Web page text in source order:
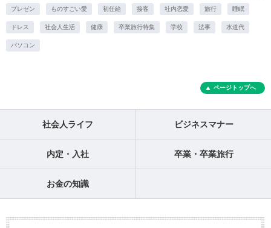
プレゼン ものすごい愛 初任給 接客 社内恋愛 旅行 睡眠
ドレス 社会人生活 健康 卒業旅行特集 学校 法事 水道代
パソコン
ページトップへ
社会人ライフ ビジネスマナー
内定・入社 卒業・卒業旅行
お金の知識